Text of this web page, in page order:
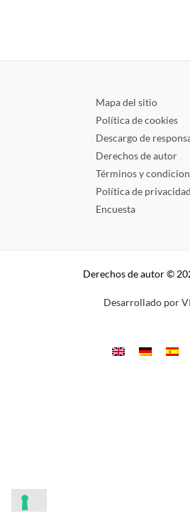
Mapa del sitio
Política de cookies
Descargo de
Derechos de autor
Términos y
Política de privacidad
Encuesta
Derechos de autor ©
Desarrollado por